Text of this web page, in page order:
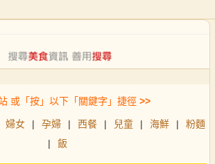
或「按」以下「關鍵字」捷徑 >>
婦女 | 孕婦 | 西餐 | 兒童 | 海鮮 |
粉麵
|
飯